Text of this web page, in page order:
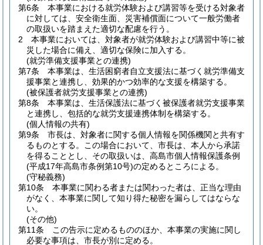
第6条
本事業における就労体験および講習等を受ける対象者
に対しては、安全衛生面、災害補償面について一般労働者
の取扱いを踏まえた適切な配慮を行う。
2
本事業においては、対象者が就労体験および講習中等に被
災した場合に備え、適切な保険に加入する。
(就労準備支援事業との連携)
第7条
本事業は、生活困窮者自立支援法に基づく就労準備支
援事業と連携し、効果的かつ効率的な支援を構築する。
(被保護者就労支援事業との連携)
第8条
本事業は、生活保護法に基づく被保護者就労支援事業
と連携し、包括的な就労支援連携体制を構築する。
(個人情報の共有)
第9条
市長は、対象者に関する個人情報を関係機関と共有す
るものとする。
この場合において、市長は、本人から承諾
を得ることとし、その取扱いは、高島市個人情報保護条例
(平成17年高島市条例第10号)の定めるところによる。
(守秘義務)
第10条
本事業に関わる者または関わった者は、正当な理由
がなく、本事業に関して知り得た秘密を漏らしてはならな
い。
(その他)
第11条
この告示に定めるもののほか、本事業の実施に関し
必要な事項は、市長が別に定める。